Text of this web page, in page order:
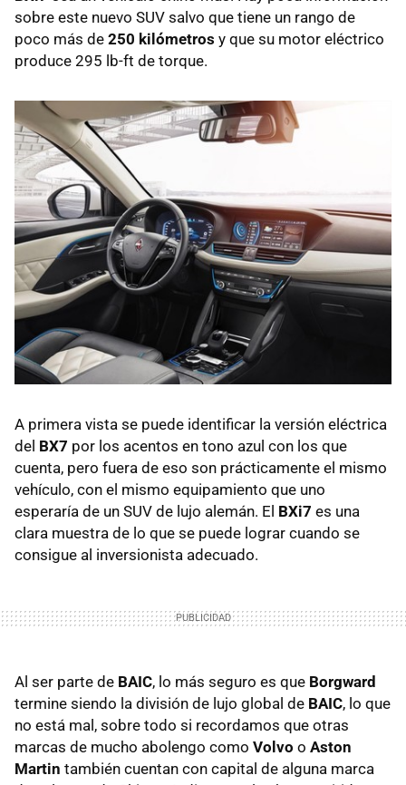
sobre este nuevo SUV salvo que tiene un rango de
poco más de 250 kilómetros y que su motor eléctrico
produce 295 lb-ft de torque.
A primera vista se puede identificar la versión eléctrica
del BX7 por los acentos en tono azul con los que
cuenta, pero fuera de eso son prácticamente el mismo
vehículo, con el mismo equipamiento que uno
esperaría de un SUV de lujo alemán. El BXi7 es una
clara muestra de lo que se puede lograr cuando se
consigue al inversionista adecuado.
Al ser parte de BAIC, lo más seguro es que Borgward
termine siendo la división de lujo global de BAIC, lo que
no está mal, sobre todo si recordamos que otras
marcas de mucho abolengo como Volvo o Aston
Martin también cuentan con capital de alguna marca